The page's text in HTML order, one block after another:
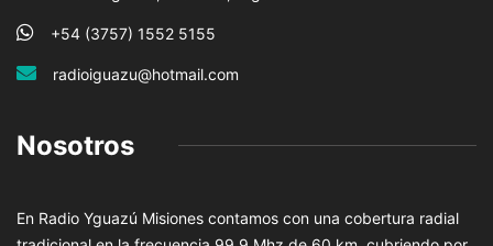
+54 (3757) 1552 5155
radioiguazu@hotmail.com
Nosotros
En Radio Yguazú Misiones contamos con una cobertura radial